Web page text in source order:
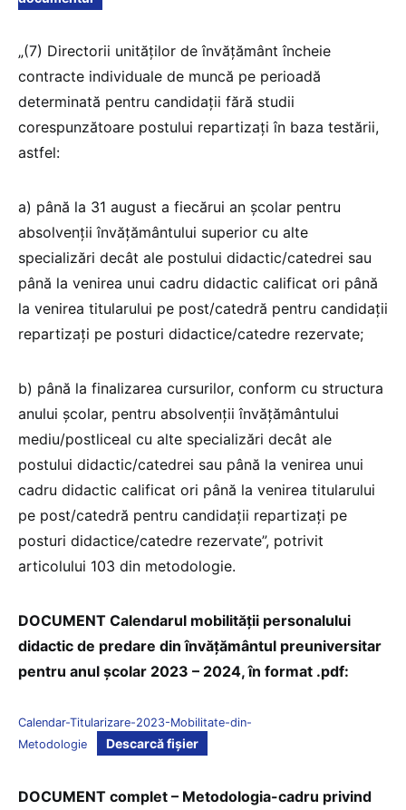
„(7) Directorii unităților de învățământ încheie
contracte individuale de muncă pe perioadă
determinată pentru candidații fără studii
corespunzătoare postului repartizați în baza testării,
astfel:
a) până la 31 august a fiecărui an școlar pentru
absolvenții învățământului superior cu alte
specializări decât ale postului didactic/catedrei sau
până la venirea unui cadru didactic calificat ori până
la venirea titularului pe post/catedră pentru candidații
repartizați pe posturi didactice/catedre rezervate;
b) până la finalizarea cursurilor, conform cu structura
anului școlar, pentru absolvenții învățământului
mediu/postliceal cu alte specializări decât ale
postului didactic/catedrei sau până la venirea unui
cadru didactic calificat ori până la venirea titularului
pe post/catedră pentru candidații repartizați pe
posturi didactice/catedre rezervate”, potrivit
articolului 103 din metodologie.
DOCUMENT Calendarul mobilității personalului
didactic de predare din învățământul preuniversitar
pentru anul școlar 2023 – 2024, în format .pdf:
Calendar-Titularizare-2023-Mobilitate-din-
Metodologie
Descarcă fișier
DOCUMENT complet – Metodologia-cadru privind